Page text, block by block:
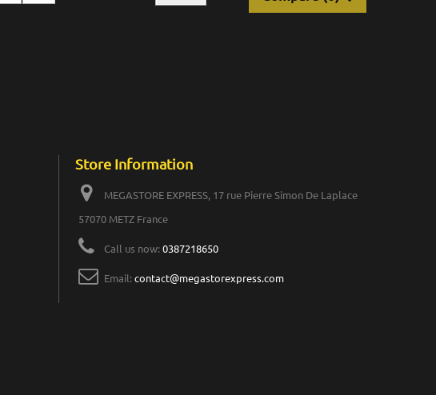
Store Information
MEGASTORE EXPRESS, 17 rue Pierre Simon De Laplace
57070 METZ France
Call us now:0387218650
Email:contact@megastorexpress.com